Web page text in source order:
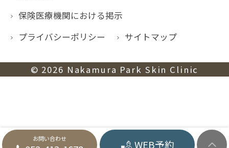
保険医療機関における掲示
プライバシーポリシー
サイトマップ
お問い合わせ WEB予約
© 2026 Nakamura Park Skin Clinic